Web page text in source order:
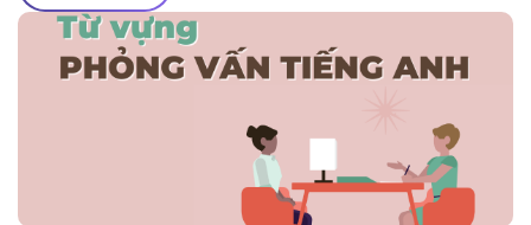
dụng app […]